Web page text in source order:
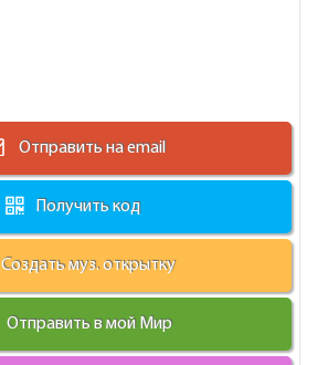
Отправить на email
Получить код
Создать муз. открытку
Отправить в мой Мир